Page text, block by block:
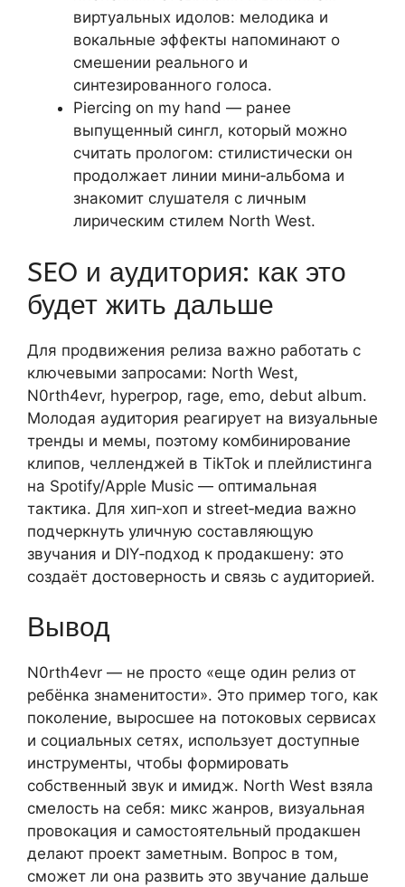
виртуальных идолов: мелодика и
вокальные эффекты напоминают о
смешении реального и
синтезированного голоса.
Piercing on my hand — ранее
выпущенный сингл, который можно
считать прологом: стилистически он
продолжает линии мини‑альбома и
знакомит слушателя с личным
лирическим стилем North West.
SEO и аудитория: как это
будет жить дальше
Для продвижения релиза важно работать с
ключевыми запросами: North West,
N0rth4evr, hyperpop, rage, emo, debut album.
Молодая аудитория реагирует на визуальные
тренды и мемы, поэтому комбинирование
клипов, челленджей в TikTok и плейлистинга
на Spotify/Apple Music — оптимальная
тактика. Для хип‑хоп и street‑медиа важно
подчеркнуть уличную составляющую
звучания и DIY‑подход к продакшену: это
создаёт достоверность и связь с аудиторией.
Вывод
N0rth4evr — не просто «еще один релиз от
ребёнка знаменитости». Это пример того, как
поколение, выросшее на потоковых сервисах
и социальных сетях, использует доступные
инструменты, чтобы формировать
собственный звук и имидж. North West взяла
смелость на себя: микс жанров, визуальная
провокация и самостоятельный продакшен
делают проект заметным. Вопрос в том,
сможет ли она развить это звучание дальше